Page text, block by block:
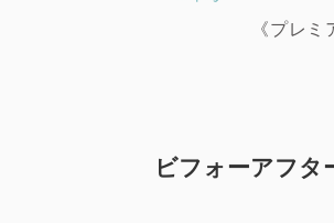
《プレ
ビフォーアフタ